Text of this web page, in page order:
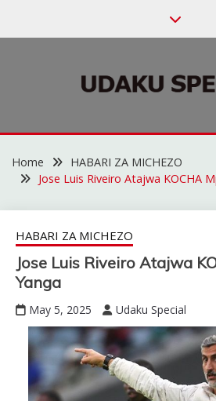
UDAKU
Home
HABARI ZA MICHEZO
Jose Luis Riveiro Atajwa KOCHA
HABARI ZA MICHEZO
Jose Luis Riveiro Atajwa
Yanga
May 5, 2025 Udaku Special